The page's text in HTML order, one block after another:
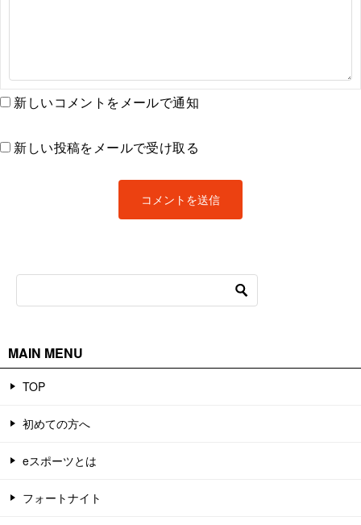
新しいコメントをメールで通知
新しい投稿をメールで受け取る
MAIN MENU
TOP
初めての方へ
eスポーツとは
フォートナイト